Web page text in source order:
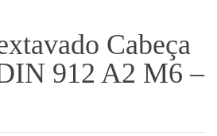
Cabeça
912 A2 M6 –